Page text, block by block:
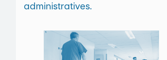
administratives.